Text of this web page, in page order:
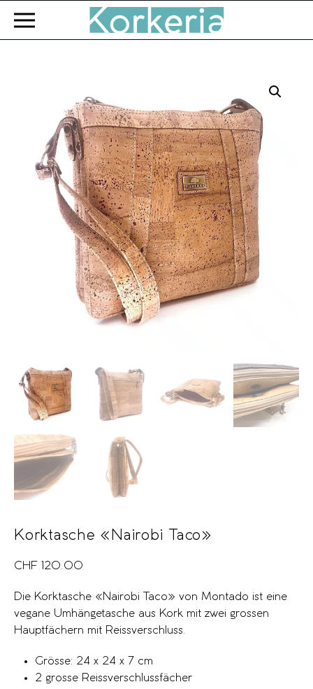
Zum Hauptinhalt springen
Korktasche «Nairobi Taco»
CHF 120.00
Die Korktasche «Nairobi Taco» von Montado ist eine
vegane Umhängetasche aus Kork mit zwei grossen
Hauptfächern mit Reissverschluss.
Grösse: 24 x 24 x 7 cm
2 grosse Reissverschlussfächer